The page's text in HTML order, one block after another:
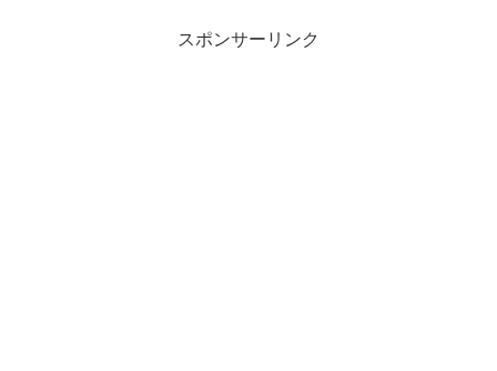
スポンサーリンク